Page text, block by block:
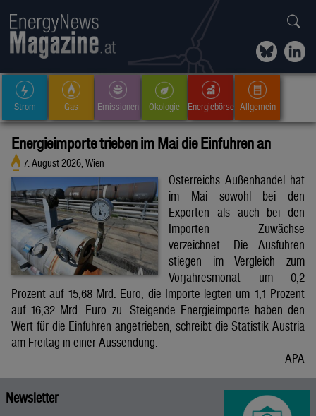
Strom Gas Emissionen Ökologie Energiebörse Allgemein
Energieimporte trieben im Mai die Einfuhren an
7. August 2026, Wien
Österreichs Außenhandel hat
im Mai sowohl bei den
Exporten als auch bei den
Importen Zuwächse
verzeichnet. Die Ausfuhren
stiegen im Vergleich zum
Vorjahresmonat um 0,2
Prozent auf 15,68 Mrd. Euro, die Importe legten um 1,1 Prozent
auf 16,32 Mrd. Euro zu. Steigende Energieimporte haben den
Wert für die Einfuhren angetrieben, schreibt die Statistik Austria
am Freitag in einer Aussendung.
APA
Newsletter